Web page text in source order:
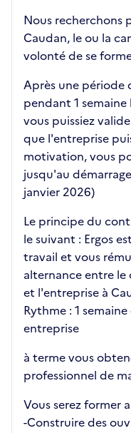
Nous recherchons
Caudan, le ou la
volonté de se
Après une période
pendant 1
vous puissiez
que l'entreprise
motivation, vous
jusqu'au
janvier 2026)
Le principe du
le suivant : Ergos
travail et vous
alternance entre
et l'entreprise à
Rythme : 1
entreprise
à terme vous
professionnel de
Vous serez former
-Construire des